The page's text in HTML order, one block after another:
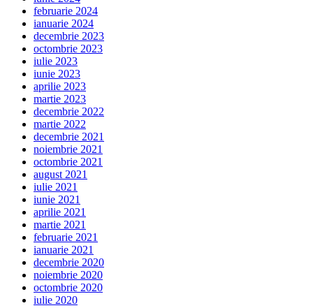
februarie 2024
ianuarie 2024
decembrie 2023
octombrie 2023
iulie 2023
iunie 2023
aprilie 2023
martie 2023
decembrie 2022
martie 2022
decembrie 2021
noiembrie 2021
octombrie 2021
august 2021
iulie 2021
iunie 2021
aprilie 2021
martie 2021
februarie 2021
ianuarie 2021
decembrie 2020
noiembrie 2020
octombrie 2020
iulie 2020